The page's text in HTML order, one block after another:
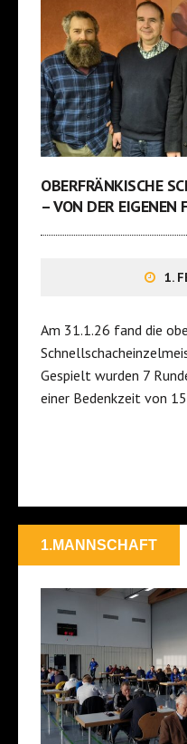
OBERFRÄNKISCHE
– VON DER EIGENEN
1.
Am 31.1.26 fand die
Gespielt wurden 7
einer Bedenkzeit von
1.MANNSCHAFT